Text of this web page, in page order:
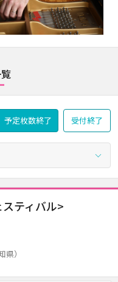
予定枚数終了 受付終了
ティバル>
県）